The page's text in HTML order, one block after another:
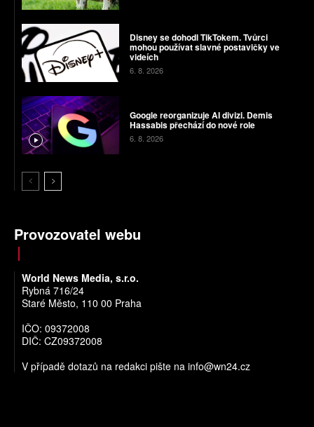
Disney se dohodl TikTokem. Tvůrci
mohou používat slavné postavičky ve
videích
6. 8. 2026
Google reorganizuje AI divizi. Demis
Hassabis přechází do nové role
6. 8. 2026
Provozovatel webu
World News Media, s.r.o.
Rybná 716/24
Staré Město, 110 00 Praha
IČO: 09372008
DIČ: CZ09372008
V případě dotazů na redakci pište na info@wn24.cz